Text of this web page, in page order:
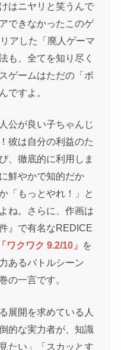
はニヤリと笑うんで
できなかったこのゲ
アした「廃人ゲーマ
も、全てを知り尽く
ゲームはただの「ボ
ですよ。
公が良い子ちゃんじ
彼は自分の利益のた
、徹底的に利用しま
鮮やかで知的だか
「もっとやれ！」と
ね。さらに、作画は
』で有名なREDICE
ワクワク 9.2/10」
を
あるバトルシーン
の一言です。
展開を求めている人
的な実力者が、知識
たい」「スカッとす